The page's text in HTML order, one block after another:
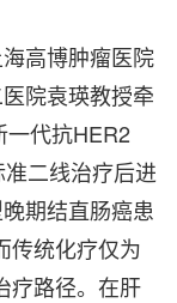
高博肿瘤医院
院袁瑛教授牵
一代抗HER2
二线治疗后进
期结直肠癌患
传统化疗仅为
疗路径。在肝